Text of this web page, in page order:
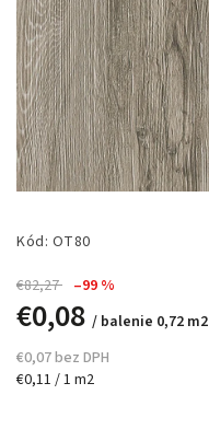
Kód: OT80
€82,27
–99 %
€0,08 / balenie 0,72 m2
€0,07 bez DPH
€0,11 / 1 m2